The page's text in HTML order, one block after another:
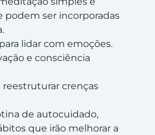
podem ser incorporadas
lidar com emoções.
e consciência
crenças
de autocuidado,
que irão melhorar a